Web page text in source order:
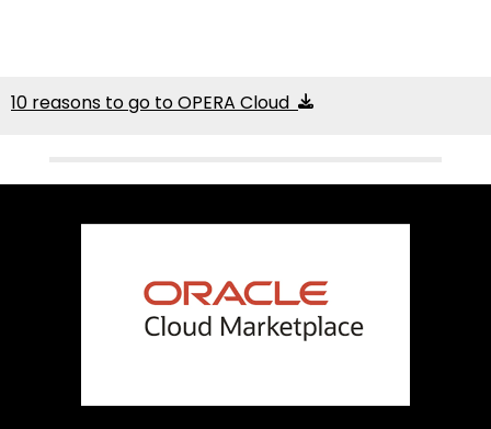
10 reasons to go to OPERA Cloud